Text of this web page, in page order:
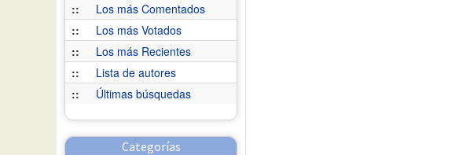
::
Los más Comentados
::
Los más Votados
::
Los más Recientes
::
Lista de autores
::
Últimas búsquedas
Categorías